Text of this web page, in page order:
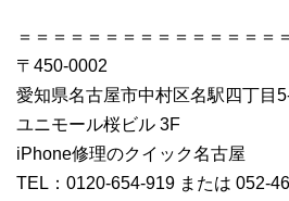
＝＝＝＝＝＝＝＝＝＝＝＝＝＝＝
〒450-0002
愛知県名古屋市中村区名駅四丁目
ユニモール桜ビル 3F
iPhone修理のクイック名古屋
TEL：0120-654-919 または 052-